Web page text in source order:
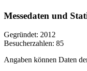
Messedaten und
Gegründet: 2012
Besucherzahlen: 85
Angaben können Daten